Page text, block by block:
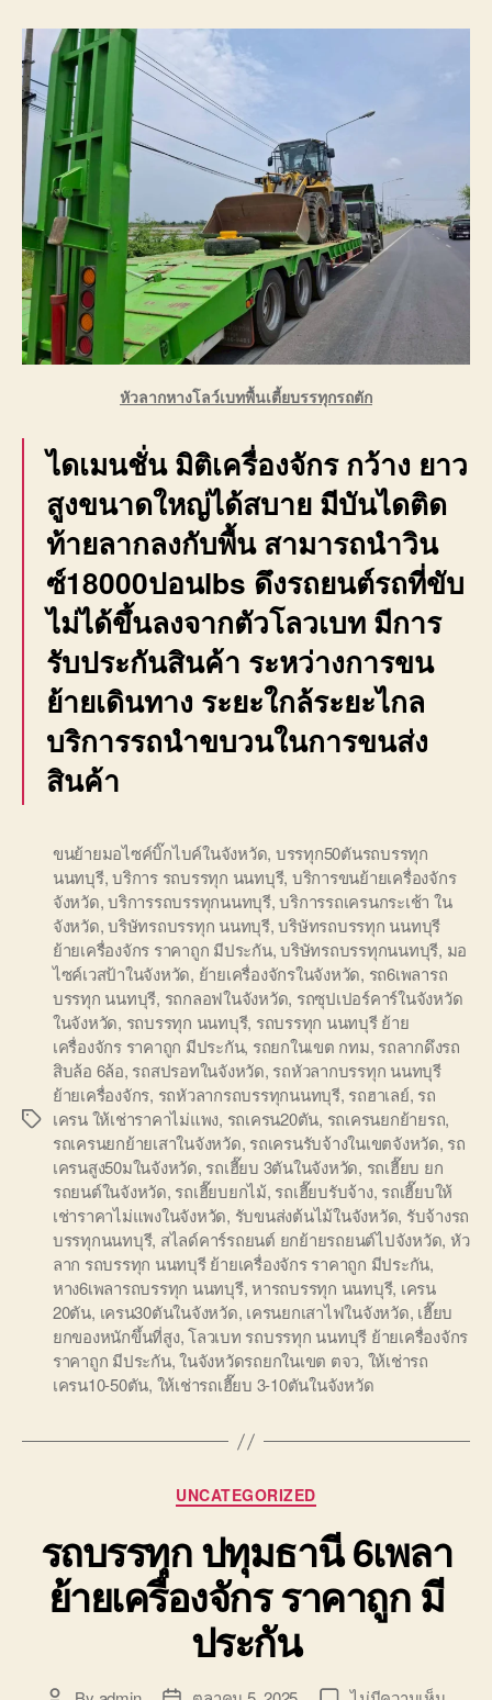
หัวลากหางโลว์เบทพื้นเตี้ยบรรทุกรถตัก
ไดเมนชั่น มิติเครื่องจักร กว้าง ยาว
สูงขนาดใหญ่ได้สบาย มีบันไดติด
ท้ายลากลงกับพื้น สามารถนำวิน
ซ์18000ปอนlbs ดึงรถยนต์รถที่ขับ
ไม่ได้ขึ้นลงจากตัวโลวเบท มีการ
รับประกันสินค้า ระหว่างการขน
ย้ายเดินทาง ระยะใกล้ระยะไกล
บริการรถนำขบวนในการขนส่ง
สินค้า
Tags
ขนย้ายมอไซค์บิ๊กไบค์ในจังหวัด, บรรทุก50ตันรถบรรทุก
นนทบุรี,บริการ รถบรรทุก นนทบุรี, บริการขนย้ายเครื่องจักร
จังหวัด,บริการรถบรรทุกนนทบุรี,บริการรถเครนกระเช้า ใน
จังหวัด,บริษัทรถบรรทุก นนทบุรี,บริษัทรถบรรทุก นนทบุรี
ย้ายเครื่องจักร ราคาถูก มีประกัน,บริษัทรถบรรทุกนนทบุรี, มอ
ไซค์เวสป้าในจังหวัด, ย้ายเครื่องจักรในจังหวัด, รถ6เพลารถ
บรรทุก นนทบุรี, รถกลอฟในจังหวัด, รถซุปเปอร์คาร์ในจังหวัด
ในจังหวัด, รถบรรทุก นนทบุรี, รถบรรทุก นนทบุรี ย้าย
เครื่องจักร ราคาถูก มีประกัน, รถยกในเขต กทม, รถลากดึงรถ
สิบล้อ 6ล้อ, รถสปรอทในจังหวัด, รถหัวลากบรรทุก นนทบุรี
ย้ายเครื่องจักร, รถหัวลากรถบรรทุกนนทบุรี, รถฮาเลย์, รถ
เครน ให้เช่าราคาไม่แพง, รถเครน20ตัน, รถเครนยกย้ายรถ,
รถเครนยกย้ายเสาในจังหวัด, รถเครนรับจ้างในเขตจังหวัด, รถ
เครนสูง50มในจังหวัด, รถเฮี๊ยบ 3ตันในจังหวัด, รถเฮี๊ยบ ยก
รถยนต์ในจังหวัด, รถเฮี๊ยบยกไม้, รถเฮี๊ยบรับจ้าง, รถเฮี๊ยบให้
เช่าราคาไม่แพงในจังหวัด, รับขนส่งต้นไม้ในจังหวัด, รับจ้างรถ
บรรทุกนนทบุรี, สไลด์คาร์รถยนต์ ยกย้ายรถยนต์ไปจังหวัด, หัว
ลาก รถบรรทุก นนทบุรี ย้ายเครื่องจักร ราคาถูก มีประกัน,
หาง6เพลารถบรรทุก นนทบุรี,หารถบรรทุก นนทบุรี, เครน
20ตัน, เครน30ตันในจังหวัด, เครนยกเสาไฟในจังหวัด, เฮี๊ยบ
ยกของหนักขึ้นที่สูง,โลวเบท รถบรรทุก นนทบุรี ย้ายเครื่องจักร
ราคาถูก มีประกัน,ในจังหวัดรถยกในเขต ตจว, ให้เช่ารถ
เครน10-50ตัน, ให้เช่ารถเฮี๊ยบ 3-10ตันในจังหวัด
Categories
UNCATEGORIZED
รถบรรทุก ปทุมธานี 6เพลา
ย้ายเครื่องจักร ราคาถูก มี
ประกัน